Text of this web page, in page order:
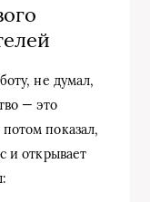
не думал,
— это
показал,
и открывает